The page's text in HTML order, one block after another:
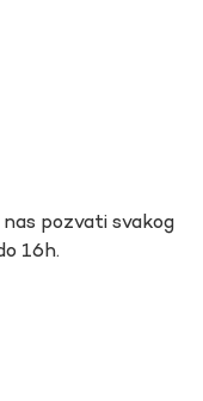
pozvati svakog
16h.